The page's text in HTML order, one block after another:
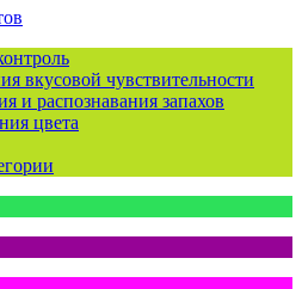
вкусовой чувствительности
и распознавания запахов
цвета